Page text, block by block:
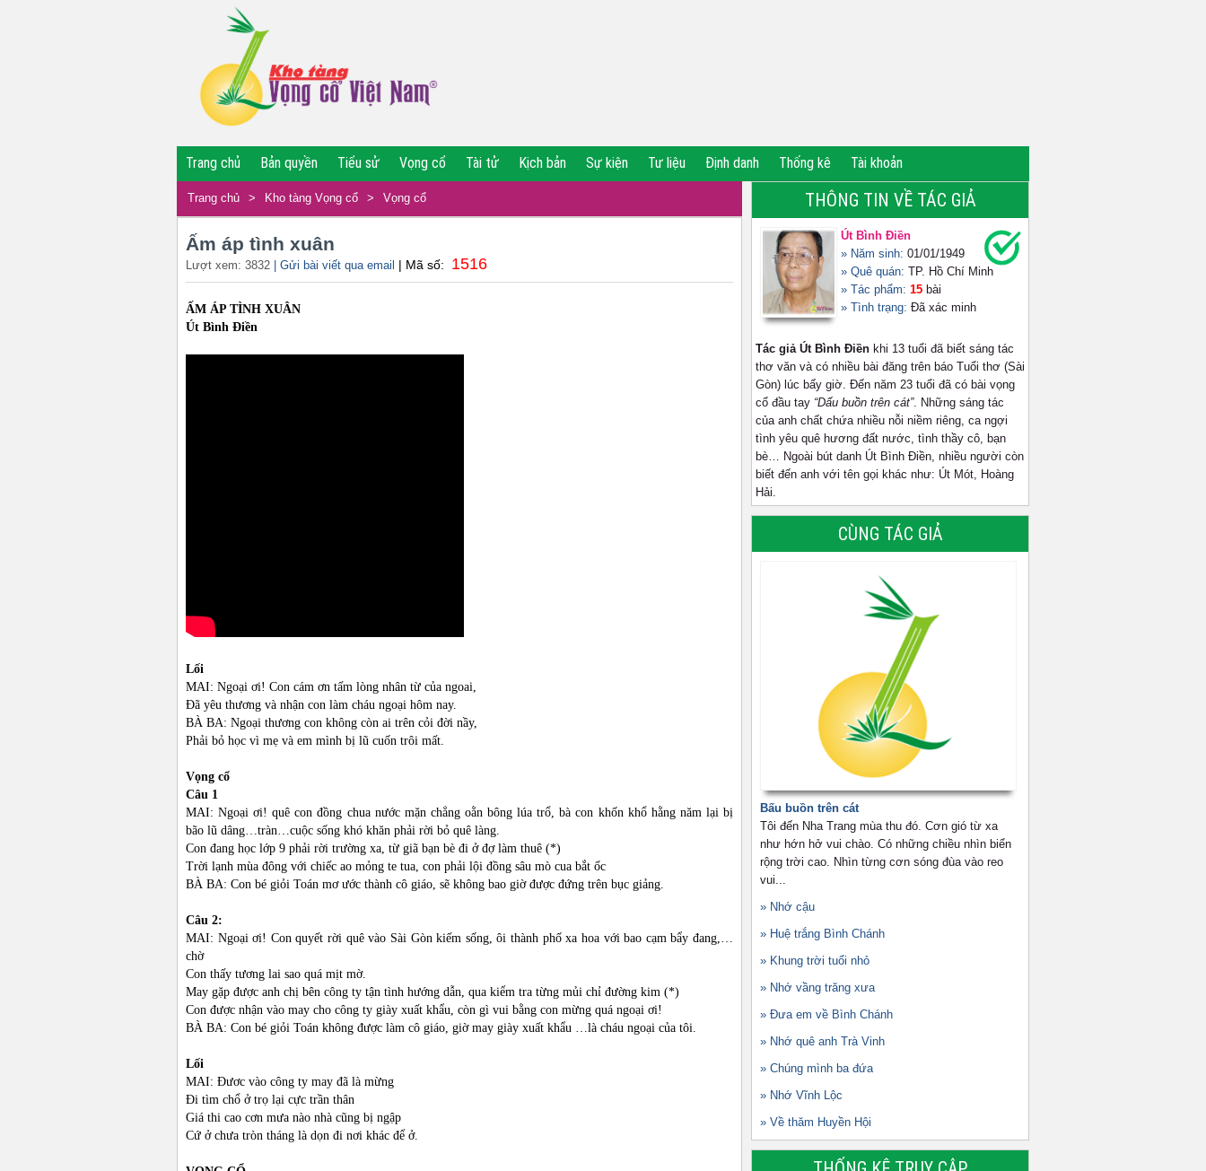
Trang chủ Bản quyền Tiểu sử Vọng cổ Tài tử Kịch bản Sự kiện Tư liệu Định danh Thống kê Tài khoản
Trang chủ > Kho tàng Vọng cổ > Vọng cổ
Ấm áp tình xuân
Lượt xem: 3832 | Gửi bài viết qua email | Mã số: 1516
ẤM ÁP TÌNH XUÂN
Út Bình Điền
Lối
MAI: Ngoại ơi! Con cám ơn tấm lòng nhân từ của ngoai,
Đã yêu thương và nhận con làm cháu ngoại hôm nay.
BÀ BA: Ngoại thương con không còn ai trên cỏi đời nầy,
Phải bỏ học vì mẹ và em mình bị lũ cuốn trôi mất.
Vọng cổ
Câu 1
MAI: Ngoại ơi! quê con đồng chua nước mặn chẳng oằn bông lúa trổ, bà con khốn khổ hằng năm lại bị
bão lũ dâng…tràn…cuộc sống khó khăn phải rời bỏ quê làng.
Con đang học lớp 9 phải rời trường xa, từ giã bạn bè đi ở đợ làm thuê (*)
Trời lạnh mùa đông với chiếc ao mỏng te tua, con phải lội đồng sâu mò cua bắt ốc
BÀ BA: Con bé giỏi Toán mơ ước thành cô giáo, sẽ không bao giờ được đứng trên bục giảng.
Câu 2:
MAI: Ngoại ơi! Con quyết rời quê vào Sài Gòn kiếm sống, ôi thành phố xa hoa với bao cạm bẩy đang,…
chờ
Con thấy tương lai sao quá mịt mờ.
May gặp được anh chị bên công ty tận tình hướng dẫn, qua kiểm tra từng mủi chỉ đường kim (*)
Con được nhận vào may cho công ty giày xuất khẩu, còn gì vui bằng con mừng quá ngoại ơi!
BÀ BA: Con bé giỏi Toán không được làm cô giáo, giờ may giày xuất khẩu …là cháu ngoại của tôi.
Lối
MAI: Đươc vào công ty may đã là mừng
Đi tìm chổ ở trọ lại cực trần thân
Giá thi cao cơn mưa nào nhà cũng bị ngập
Cứ ở chưa tròn tháng là dọn đi nơi khác để ở.
THÔNG TIN VỀ TÁC GIẢ
Út Bình Điền
» Năm sinh: 01/01/1949
» Quê quán: TP. Hồ Chí Minh
» Tác phẩm: 15 bài
» Tình trạng: Đã xác minh
Tác giả Út Bình Điền khi 13 tuổi đã biết sáng tác
thơ văn và có nhiều bài đăng trên báo Tuổi thơ (Sài
Gòn) lúc bấy giờ. Đến năm 23 tuổi đã có bài vọng
cổ đầu tay “Dấu buồn trên cát”. Những sáng tác
của anh chất chứa nhiều nỗi niềm riêng, ca ngợi
tình yêu quê hương đất nước, tình thầy cô, bạn
bè… Ngoài bút danh Út Bình Điền, nhiều người còn
biết đến anh với tên gọi khác như: Út Mót, Hoàng
Hải.
CÙNG TÁC GIẢ
Bấu buồn trên cát
Tôi đến Nha Trang mùa thu đó. Cơn gió từ xa
như hớn hở vui chào. Có những chiều nhìn biển
rộng trời cao. Nhìn từng cơn sóng đùa vào reo
vui...
» Nhớ cậu
» Huệ trắng Bình Chánh
» Khung trời tuổi nhỏ
» Nhớ vầng trăng xưa
» Đưa em về Bình Chánh
» Nhớ quê anh Trà Vinh
» Chúng mình ba đứa
» Nhớ Vĩnh Lộc
» Về thăm Huyền Hội